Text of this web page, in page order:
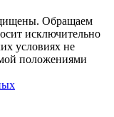
Обращаем
исключительно
условиях не
положениями